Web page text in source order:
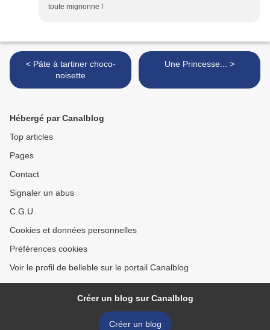
toute mignonne !
< Pâte à tartiner choco-
noisette
Une Princesse... >
Hébergé par Canalblog
Top articles
Pages
Contact
Signaler un abus
C.G.U.
Cookies et données personnelles
Préférences cookies
Voir le profil de belleble sur le portail Canalblog
Créer un blog sur Canalblog
Créer un blog